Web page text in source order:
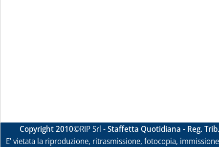
Copyright 2010©RIP Srl -Staffetta Quotidiana - Reg.
E' vietata la riproduzione, ritrasmissione, fotocopia,